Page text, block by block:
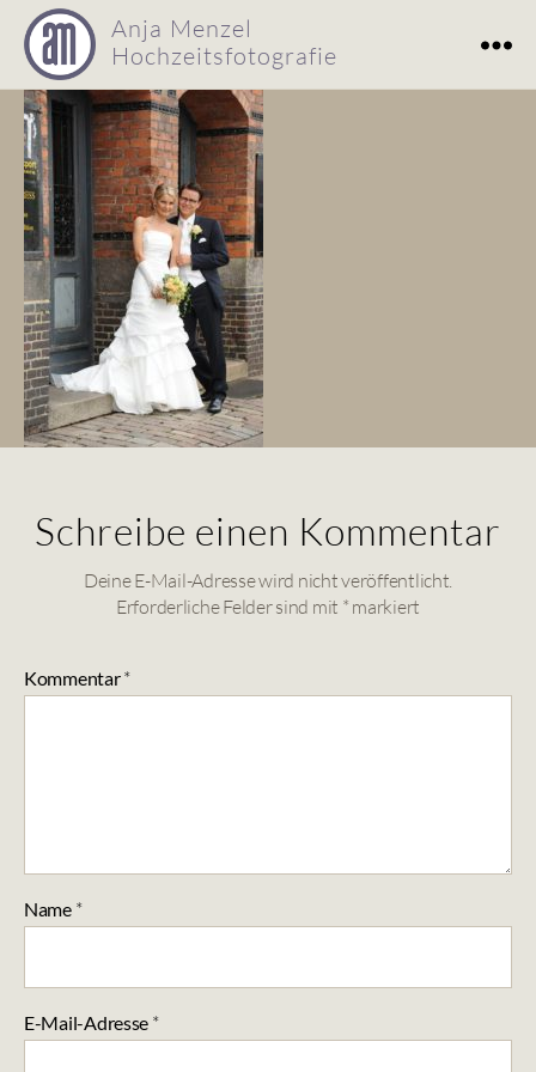
Hochzeitsfotografie
Anja
Menzel
Anja Menzel
Hochzeitsfotografie
Schreibe einen Kommentar
Deine E-Mail-Adresse wird nicht veröffentlicht.
Erforderliche Felder sind mit * markiert
Kommentar*
Name *
E-Mail-Adresse *